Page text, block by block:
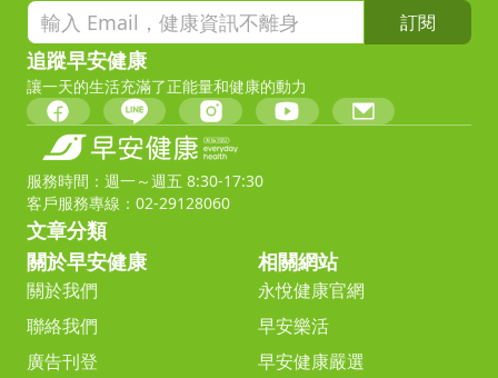
訂閱
追蹤早安健康
讓一天的生活充滿了正能量和健康的動力
服務時間：週一～週五 8:30-17:30
客戶服務專線：02-29128060
文章分類
關於早安健康
關於我們
聯絡我們
廣告刊登
相關網站
永悅健康官網
早安樂活
早安健康嚴選